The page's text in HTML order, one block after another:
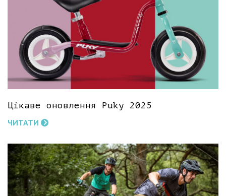
Цікаве оновлення Puky 2025
ЧИТАТИ